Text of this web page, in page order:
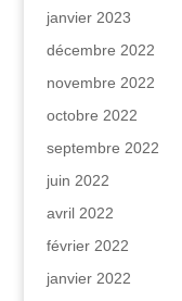
janvier 2023
décembre 2022
novembre 2022
octobre 2022
septembre 2022
juin 2022
avril 2022
février 2022
janvier 2022